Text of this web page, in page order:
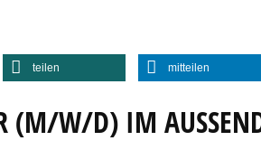
teilen mitteilen
(M/W/D) IM